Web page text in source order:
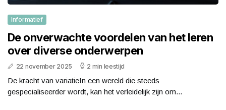
Informatief
De onverwachte voordelen van het leren
over diverse onderwerpen
22 november 2025 2 min leestijd
De kracht van variatieIn een wereld die steeds
gespecialiseerder wordt, kan het verleidelijk zijn om...